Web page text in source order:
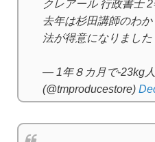
クレアール 行政書士
去年は杉田講師のわ
法が得意になりました
— 1年８カ月で-23kg
(@tmproducestore)